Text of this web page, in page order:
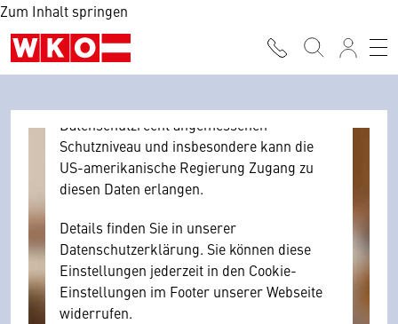
Zum Inhalt springen
Browser personenbezogene technische
Daten zu Geräten und Nutzerverhalten
mitunter mit US-amerikanischen Anbietern
Datenschutzrecht angemessenen
Schutzniveau und insbesondere kann die
US-amerikanische Regierung Zugang zu
diesen Daten erlangen.
Details finden Sie in unserer
Datenschutzerklärung. Sie können diese
Einstellungen jederzeit in den Cookie-
Einstellungen im Footer unserer Webseite
widerrufen.